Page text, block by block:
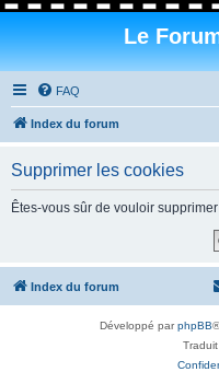
Le
FAQ
Index du forum
Supprimer les cookies
Êtes-vous sûr de vouloir
Index du forum
Développé parphpBB